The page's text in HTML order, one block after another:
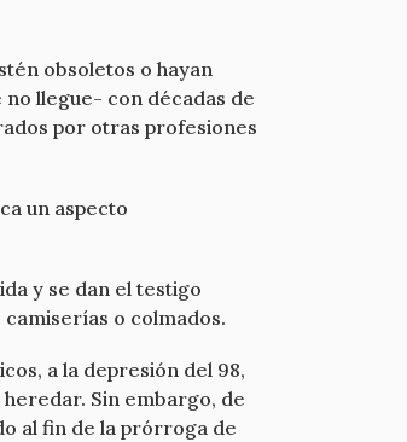
obsoletos o hayan
llegue- con décadas de
por otras profesiones
un aspecto
y se dan el testigo
o colmados.
a la depresión del 98,
Sin embargo, de
al fin de la prórroga de